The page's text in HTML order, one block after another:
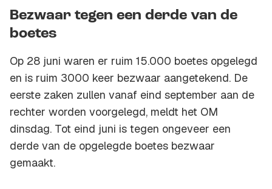
Bezwaar tegen een derde van de
boetes
Op 28 juni waren er ruim 15.000 boetes opgelegd
en is ruim 3000 keer bezwaar aangetekend. De
eerste zaken zullen vanaf eind september aan de
rechter worden voorgelegd, meldt het OM
dinsdag. Tot eind juni is tegen ongeveer een
derde van de opgelegde boetes bezwaar
gemaakt.